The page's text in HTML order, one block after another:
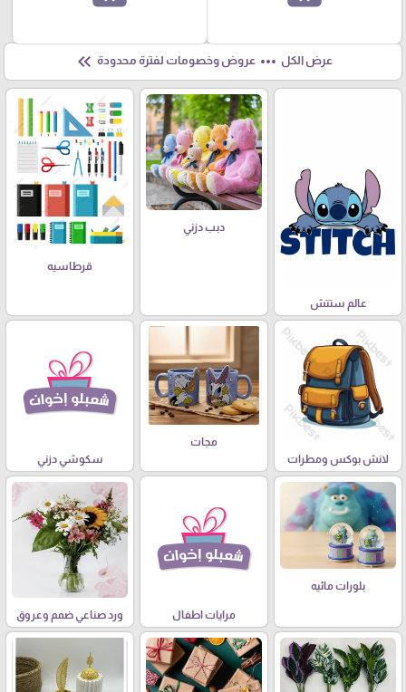
عرض الكل more_horiz عروض وخصومات لفترة محدودة keyboard_double_arrow_left
عالم ستتش
دبب دزني
قرطاسيه
لانش بوكس ومطرات
مجات
سكوشي دزني
بلورات مائيه
مرايات اطفال ورد صناعي ضمم وعروق